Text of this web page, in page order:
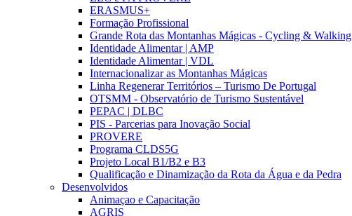
ERASMUS+
Formação Profissional
Grande Rota das Montanhas Mágicas - Cycling & Walking
Identidade Alimentar | AMP
Identidade Alimentar | VDL
Internacionalizar as Montanhas Mágicas
Linha Regenerar Territórios – Turismo De Portugal
OTSMM - Observatório de Turismo Sustentável
PEPAC | DLBC
PIS - Parcerias para Inovação Social
PROVERE
Programa CLDS5G
Projeto Local B1/B2 e B3
Qualificação e Dinamização da Rota da Água e da Pedra
Desenvolvidos
Animaçao e Capacitação
AGRIS